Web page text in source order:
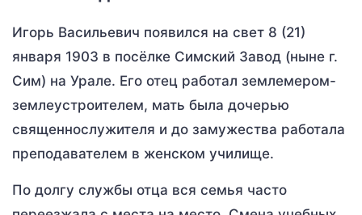
Игорь Васильевич появился на свет 8 (21)
января 1903 в посёлке Симский Завод (ныне г.
Сим) на Урале. Его отец работал землемером-
землеустроителем, мать была дочерью
священнослужителя и до замужества работала
преподавателем в женском училище.
По долгу службы отца вся семья часто